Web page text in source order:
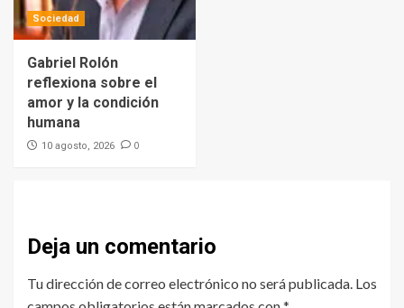
Sociedad
Gabriel Rolón
reflexiona sobre el
amor y la condición
humana
10 agosto, 2026 0
Deja un comentario
Tu dirección de correo electrónico no será publicada. Los